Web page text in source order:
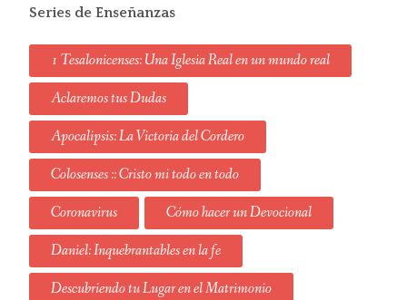
Series de Enseñanzas
1 Tesalonicenses: Una Iglesia Real en un mundo real
Aclaremos tus Dudas
Apocalipsis: La Victoria del Cordero
Colosenses :: Cristo mi todo en todo
Coronavirus
Cómo hacer un Devocional
Daniel: Inquebrantables en la fe
Descubriendo tu Lugar en el Matrimonio